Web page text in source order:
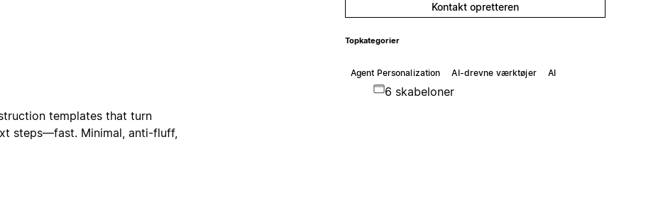
templates that turn
steps—fast. Minimal, anti-fluff,
Kontakt opretteren
Topkategorier
Agent Personalization AI-drevne værktøjer AI
6 skabeloner